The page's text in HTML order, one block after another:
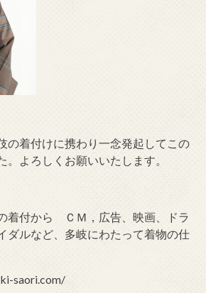
着付けに携わり一念発起してこの
。よろしくお願いいたします。
着付から ＣＭ，広告、映画、ドラ
ダルなど、多岐にわたって着物の仕
saori.com/